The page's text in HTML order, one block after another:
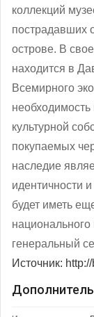
коллекций
пострадавших
острове. В
находится в
Всемирного
культурной
покупаемых
наследие
идентичности
будет иметь
национального
генеральный
Источник: